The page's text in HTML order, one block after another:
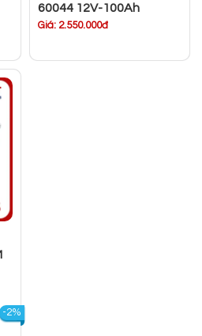
60044 12V-100Ah
Giá: 2.550.000đ
-2%